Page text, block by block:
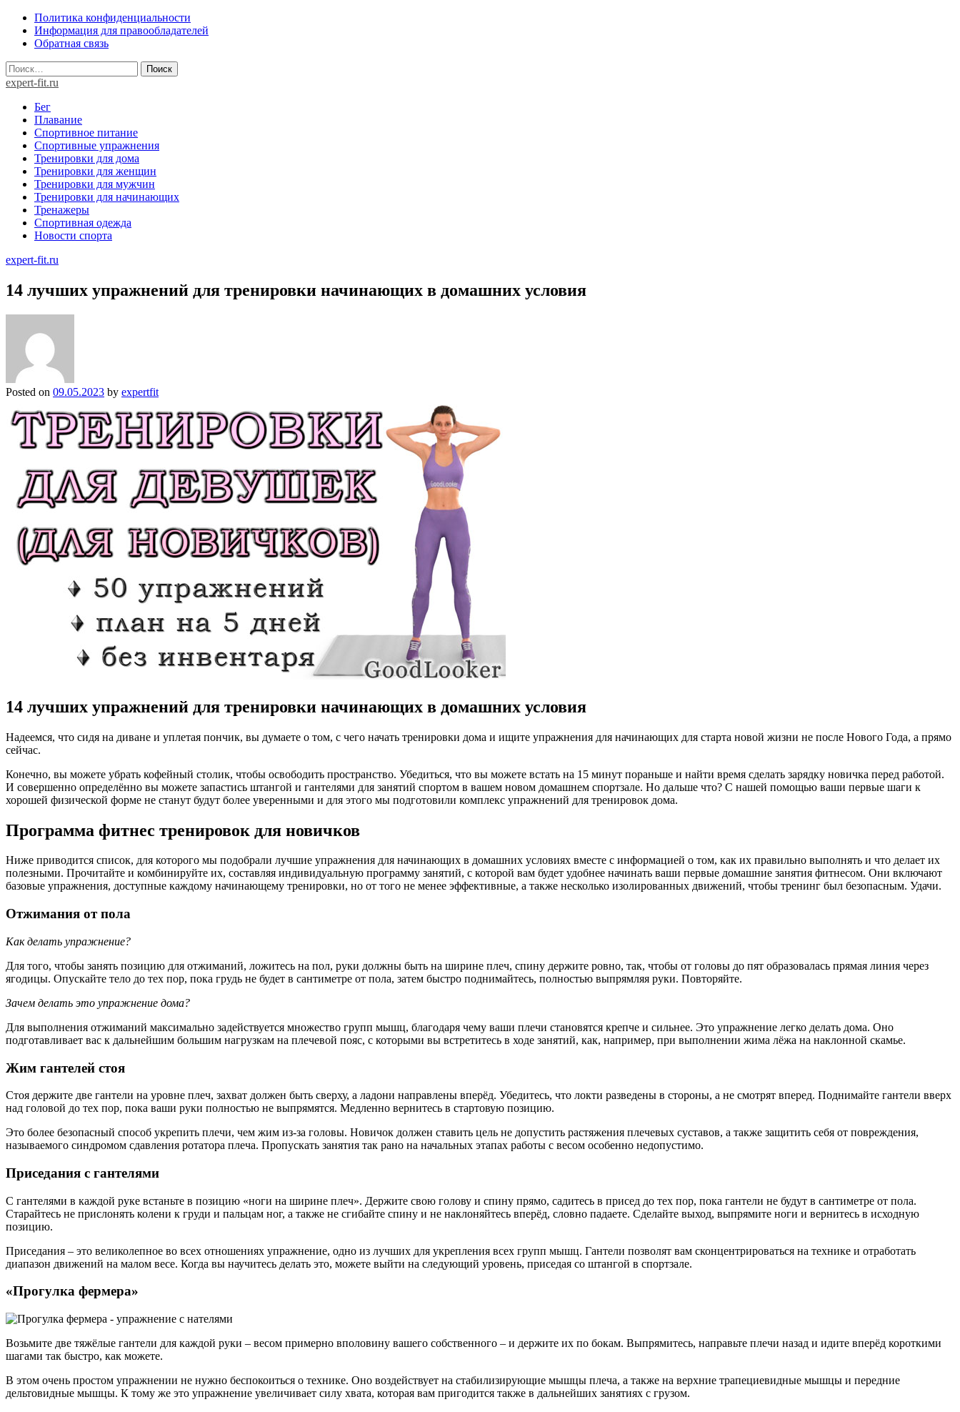
Skip
content
Политика конфиденциальности
Информация для правообладателей
Обратная связь
Найти:
expert-fit.ru
Бег
Плавание
Спортивное питание
Спортивные упражнения
Тренировки для дома
Тренировки для женщин
Тренировки для мужчин
Тренировки для начинающих
Тренажеры
Спортивная одежда
Новости спорта
expert-fit.ru
14 лучших упражнений для тренировки начинающих в домашних условия
Posted on 09.05.2023 by expertfit
14 лучших упражнений для тренировки начинающих в домашних условия
Надеемся, что сидя на диване и уплетая пончик, вы думаете о том, с чего начать тренировки дома и ищите упражнения для начинающих для старта новой жизни не после Нового Года, а прямо
сейчас.
Конечно, вы можете убрать кофейный столик, чтобы освободить пространство. Убедиться, что вы можете встать на 15 минут пораньше и найти время сделать зарядку новичка перед работой.
И совершенно определённо вы можете запастись штангой и гантелями для занятий спортом в вашем новом домашнем спортзале. Но дальше что? С нашей помощью ваши первые шаги к
хорошей физической форме не станут будут более уверенными и для этого мы подготовили комплекс упражнений для тренировок дома.
Программа фитнес тренировок для новичков
Ниже приводится список, для которого мы подобрали лучшие упражнения для начинающих в домашних условиях вместе с информацией о том, как их правильно выполнять и что делает их
полезными. Прочитайте и комбинируйте их, составляя индивидуальную программу занятий, с которой вам будет удобнее начинать ваши первые домашние занятия фитнесом. Они включают
базовые упражнения, доступные каждому начинающему тренировки, но от того не менее эффективные, а также несколько изолированных движений, чтобы тренинг был безопасным. Удачи.
Отжимания от пола
Как делать упражнение?
Для того, чтобы занять позицию для отжиманий, ложитесь на пол, руки должны быть на ширине плеч, спину держите ровно, так, чтобы от головы до пят образовалась прямая линия через
ягодицы. Опускайте тело до тех пор, пока грудь не будет в сантиметре от пола, затем быстро поднимайтесь, полностью выпрямляя руки. Повторяйте.
Зачем делать это упражнение дома?
Для выполнения отжиманий максимально задействуется множество групп мышц, благодаря чему ваши плечи становятся крепче и сильнее. Это упражнение легко делать дома. Оно
подготавливает вас к дальнейшим большим нагрузкам на плечевой пояс, с которыми вы встретитесь в ходе занятий, как, например, при выполнении жима лёжа на наклонной скамье.
Жим гантелей стоя
Стоя держите две гантели на уровне плеч, захват должен быть сверху, а ладони направлены вперёд. Убедитесь, что локти разведены в стороны, а не смотрят вперед. Поднимайте гантели вверх
над головой до тех пор, пока ваши руки полностью не выпрямятся. Медленно вернитесь в стартовую позицию.
Это более безопасный способ укрепить плечи, чем жим из-за головы. Новичок должен ставить цель не допустить растяжения плечевых суставов, а также защитить себя от повреждения,
называемого синдромом сдавления ротатора плеча. Пропускать занятия так рано на начальных этапах работы с весом особенно недопустимо.
Приседания с гантелями
С гантелями в каждой руке встаньте в позицию «ноги на ширине плеч». Держите свою голову и спину прямо, садитесь в присед до тех пор, пока гантели не будут в сантиметре от пола.
Старайтесь не прислонять колени к груди и пальцам ног, а также не сгибайте спину и не наклоняйтесь вперёд, словно падаете. Сделайте выход, выпрямите ноги и вернитесь в исходную
позицию.
Приседания – это великолепное во всех отношениях упражнение, одно из лучших для укрепления всех групп мышц. Гантели позволят вам сконцентрироваться на технике и отработать
диапазон движений на малом весе. Когда вы научитесь делать это, можете выйти на следующий уровень, приседая со штангой в спортзале.
«Прогулка фермера»
Возьмите две тяжёлые гантели для каждой руки – весом примерно вполовину вашего собственного – и держите их по бокам. Выпрямитесь, направьте плечи назад и идите вперёд короткими
шагами так быстро, как можете.
В этом очень простом упражнении не нужно беспокоиться о технике. Оно воздействует на стабилизирующие мышцы плеча, а также на верхние трапециевидные мышцы и передние
дельтовидные мышцы. К тому же это упражнение увеличивает силу хвата, которая вам пригодится также в дальнейших занятиях с грузом.